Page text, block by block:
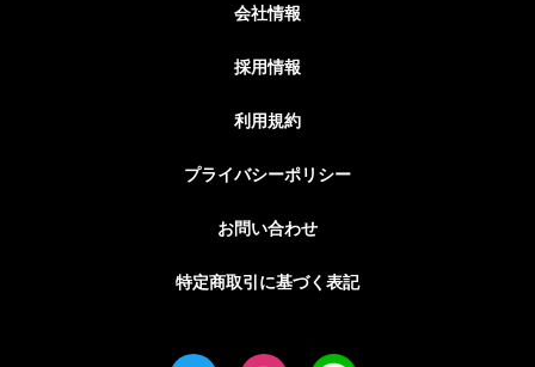
会社情報
採用情報
利用規約
プライバシーポリシー
お問い合わせ
特定商取引に基づく表記